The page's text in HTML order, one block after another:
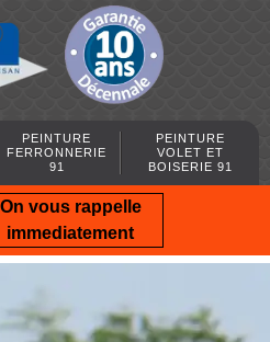
PEINTURE
FERRONNERIE
91
PEINTURE
VOLET ET
BOISERIE 91
On vous rappelle
immediatement